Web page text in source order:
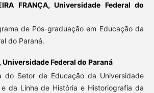
FRANÇA,Universidade Federal do
de Pós-graduação em Educação da
do Paraná.
Universidade Federal do Paraná
do Setor de Educação da Universidade
da Linha de História e Historiografia da